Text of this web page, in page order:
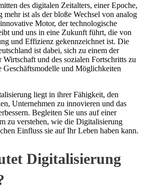
des digitalen Zeitalters, einer Epoche,
ist als der bloße Wechsel von analog
Motor, der technologische
und uns in eine Zukunft führt, die von
und Effizienz gekennzeichnet ist. Die
ist dabei, sich zu einem der
Wirtschaft und des sozialen Fortschritts zu
Geschäftsmodelle und Möglichkeiten
liegt in ihrer Fähigkeit, den
Unternehmen zu innovieren und das
Begleiten Sie uns auf einer
zu verstehen, wie die Digitalisierung
Einfluss sie auf Ihr Leben haben kann.
Digitalisierung